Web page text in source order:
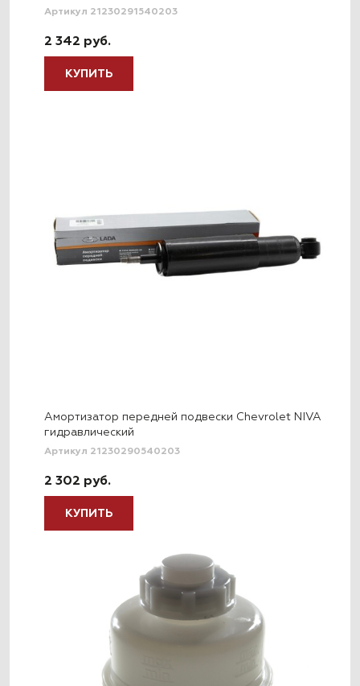
Артикул 21230291540203
2 342 руб.
КУПИТЬ
Амортизатор передней подвески Chevrolet NIVA
гидравлический
Артикул 21230290540203
2 302 руб.
КУПИТЬ